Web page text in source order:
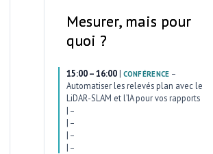
Mesurer, mais pour
quoi ?
15:00 – 16:00| CONFÉRENCE –
Automatiser les relevés plan avec le
LiDAR-SLAM et l’IA pour vos rapports
| –
| –
| –
| –